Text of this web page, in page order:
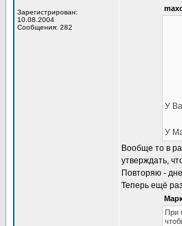
Зарегистрирован:
10.08.2004
Сообщения: 282
У
У
Вообще то в
утверждать,
Повторяю -
Теперь ещё
При